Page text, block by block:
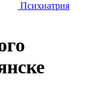
Психиатрия